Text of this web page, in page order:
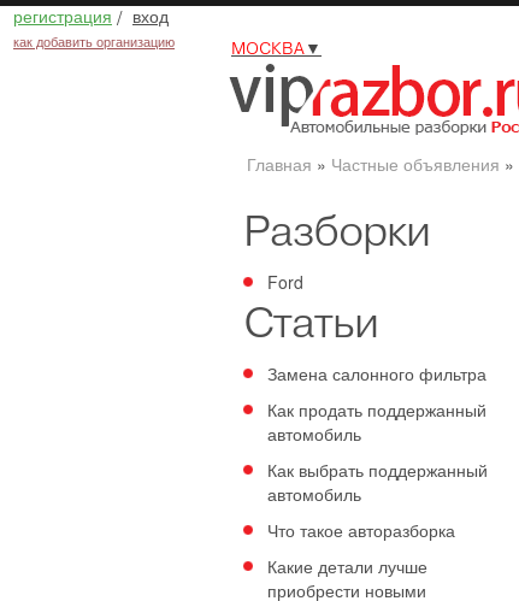
регистрация / вход
как добавить организацию МОСКВА▼
Главная » Частные объявления »
Разборки
Ford
Статьи
Замена салонного фильтра
Как продать поддержанный
автомобиль
Как выбрать поддержанный
автомобиль
Что такое авторазборка
Какие детали лучше
приобрести новыми